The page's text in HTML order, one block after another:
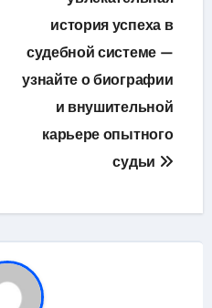
история успеха в
судебной системе —
узнайте о биографии
и внушительной
карьере опытного
судьи